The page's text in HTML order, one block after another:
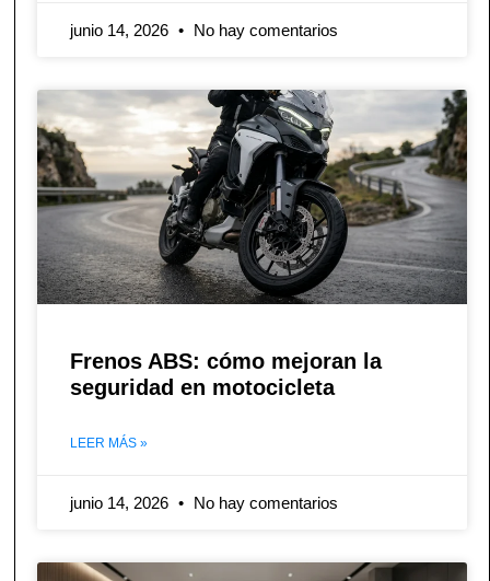
junio 14, 2026 No hay comentarios
Frenos ABS: cómo mejoran la
seguridad en motocicleta
LEER MÁS »
junio 14, 2026 No hay comentarios